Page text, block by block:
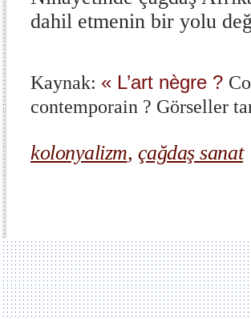
dahil etmenin bir yolu
Kaynak: « L’art nègre ?
contemporain ? Görseller
kolonyalizm, çağdaş sanat